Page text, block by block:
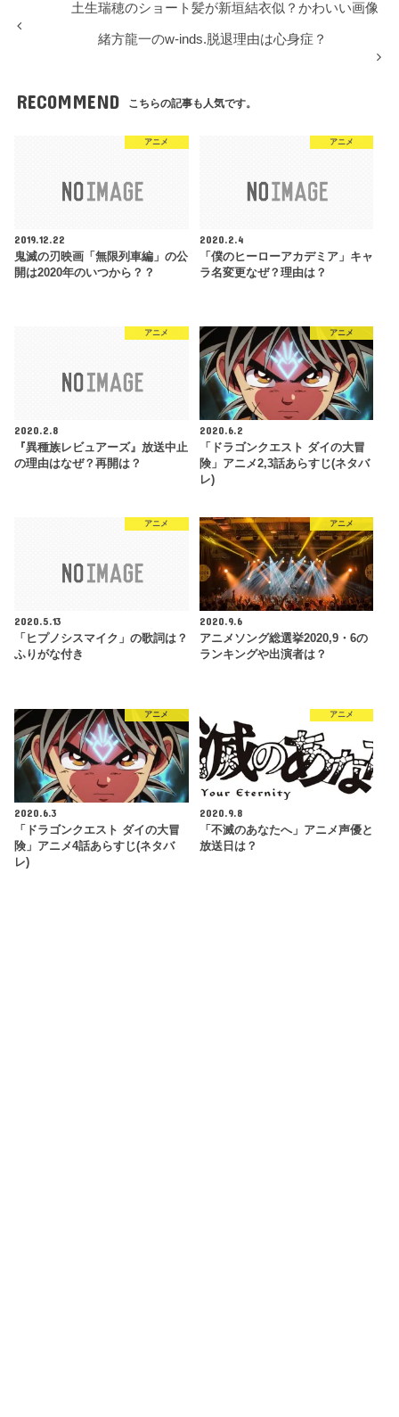
土生瑞穂のショート髪が新垣結衣似？かわいい画像
緒方龍一のw-inds.脱退理由は心身症？
RECOMMEND こちらの記事も人気です。
アニメ
2019.12.22
鬼滅の刃映画「無限列車編」の公
開は2020年のいつから？？
アニメ
2020.2.4
「僕のヒーローアカデミア」キャ
ラ名変更なぜ？理由は？
アニメ
2020.2.8
『異種族レビュアーズ』放送中止
の理由はなぜ？再開は？
アニメ
2020.6.2
「ドラゴンクエスト ダイの大冒
険」アニメ2,3話あらすじ(ネタバ
レ)
アニメ
2020.5.13
「ヒプノシスマイク」の歌詞は？
ふりがな付き
アニメ
2020.9.6
アニメソング総選挙2020,9・6の
ランキングや出演者は？
アニメ
2020.6.3
「ドラゴンクエスト ダイの大冒
険」アニメ4話あらすじ(ネタバ
レ)
アニメ
2020.9.8
「不滅のあなたへ」アニメ声優と
放送日は？